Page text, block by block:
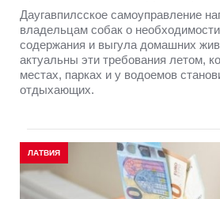
Даугавпилсское самоуправление
владельцам собак о
содержания и выгула домашних
актуальны эти требования летом,
местах, парках и у водоемов
отдыхающих.
ЛАТВИЯ